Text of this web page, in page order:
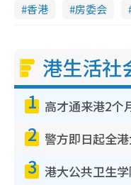
香港
房委会
港生活社
1
2
3